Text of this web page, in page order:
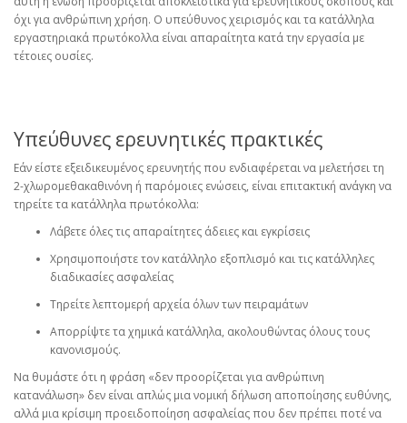
όχι για ανθρώπινη χρήση. Ο υπεύθυνος χειρισμός και τα κατάλληλα
εργαστηριακά πρωτόκολλα είναι απαραίτητα κατά την εργασία με
τέτοιες ουσίες.
Υπεύθυνες ερευνητικές πρακτικές
Εάν είστε εξειδικευμένος ερευνητής που ενδιαφέρεται να μελετήσει τη
2-χλωρομεθακαθινόνη ή παρόμοιες ενώσεις, είναι επιτακτική ανάγκη να
τηρείτε τα κατάλληλα πρωτόκολλα:
Λάβετε όλες τις απαραίτητες άδειες και εγκρίσεις
Χρησιμοποιήστε τον κατάλληλο εξοπλισμό και τις κατάλληλες
διαδικασίες ασφαλείας
Τηρείτε λεπτομερή αρχεία όλων των πειραμάτων
Απορρίψτε τα χημικά κατάλληλα, ακολουθώντας όλους τους
κανονισμούς.
Να θυμάστε ότι η φράση «δεν προορίζεται για ανθρώπινη
κατανάλωση» δεν είναι απλώς μια νομική δήλωση αποποίησης ευθύνης,
αλλά μια κρίσιμη προειδοποίηση ασφαλείας που δεν πρέπει ποτέ να